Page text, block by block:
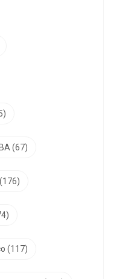
(67)
(176)
(117)